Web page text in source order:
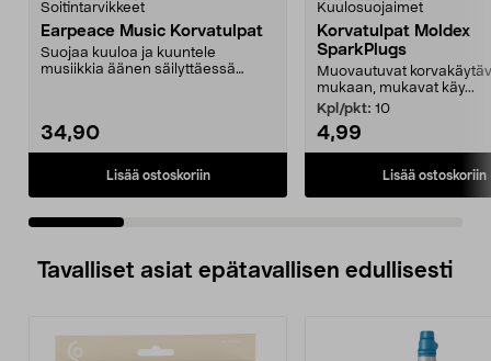
Soitintarvikkeet
Earpeace Music Korvatulpat
Suojaa kuuloa ja kuuntele
musiikkia äänen säilyttäessä
34,90
Lisää ostoskoriin
Kuulosuojaimet
Korvatulpat Moldex
SparkPlugs
Muovautuvat
mukaan, mukavat käy...
Kpl/pkt: 10
4,99
Lisää ostoskoriin
Tavalliset asiat epätavallisen edullisesti